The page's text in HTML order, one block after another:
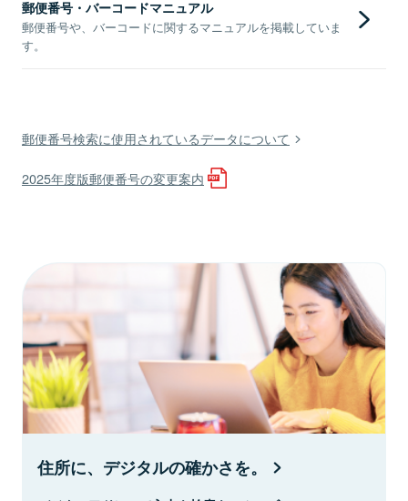
郵便番号・バーコードマニュアル
郵便番号や、バーコードに関するマニュアルを掲載していま
す。
郵便番号検索に使用されているデータについて
2025年度版郵便番号の変更案内
住所に、デジタルの確かさを。